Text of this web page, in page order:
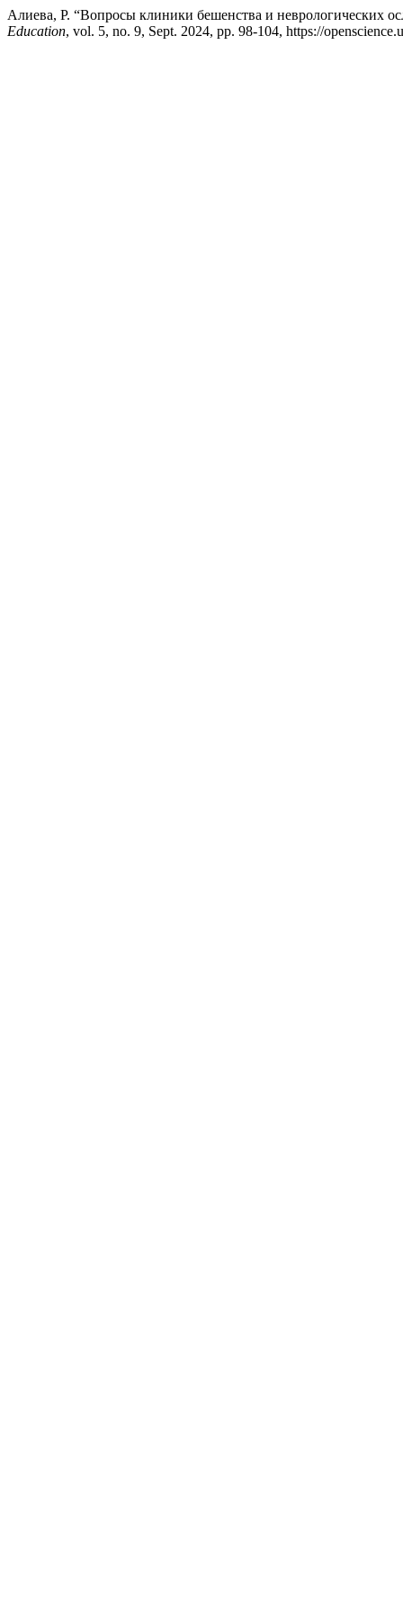
Алиева, Р. “Вопросы клиники бешенства и неврологических
Education, vol. 5, no. 9, Sept. 2024, pp. 98-104, https://